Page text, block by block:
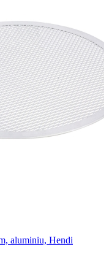
aluminiu, Hendi